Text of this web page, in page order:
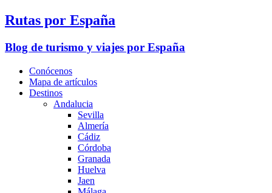
Rutas por España
Blog de turismo y viajes por España
Conócenos
Mapa de artículos
Destinos
Andalucia
Sevilla
Almería
Cádiz
Córdoba
Granada
Huelva
Jaen